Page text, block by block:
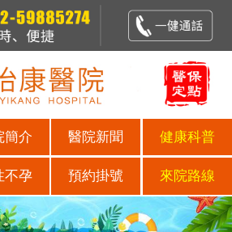
簡介 醫院新聞 健康科普
不孕 預約掛號 來院路線